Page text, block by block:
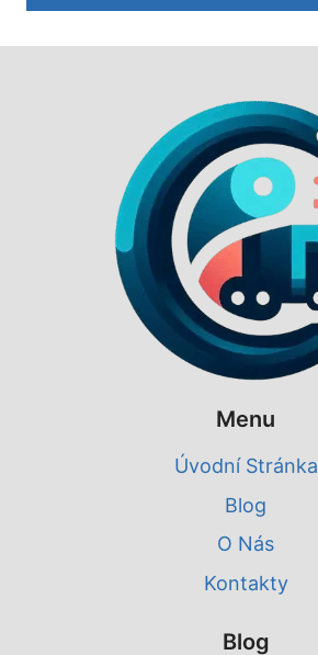
Menu
Úvodní Stránka
Blog
O Nás
Kontakty
Blog